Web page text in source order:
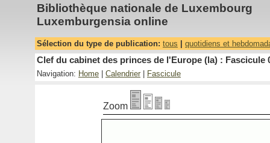
Bibliothèque nationale de Luxembourg
Luxemburgensia online
Sélection du type de publication: tous quotidiens et
Clef du cabinet des princes de l'Europe (la) : Fascicule
Navigation: Home Calendrier Fascicule
Zoom